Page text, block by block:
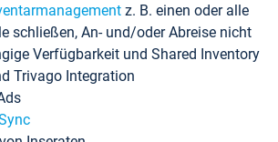
z. B. einen oder alle
schließen, An- und/oder Abreise nicht
Verfügbarkeit und Shared Inventory
Trivago Integration